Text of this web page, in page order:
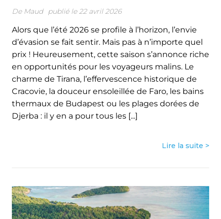
De Maud publié le 22 avril 2026
Alors que l’été 2026 se profile à l’horizon, l’envie
d’évasion se fait sentir. Mais pas à n’importe quel
prix ! Heureusement, cette saison s’annonce riche
en opportunités pour les voyageurs malins. Le
charme de Tirana, l’effervescence historique de
Cracovie, la douceur ensoleillée de Faro, les bains
thermaux de Budapest ou les plages dorées de
Djerba : il y en a pour tous les [...]
Lire la suite >